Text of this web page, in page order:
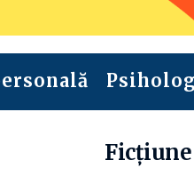
Ficțiune